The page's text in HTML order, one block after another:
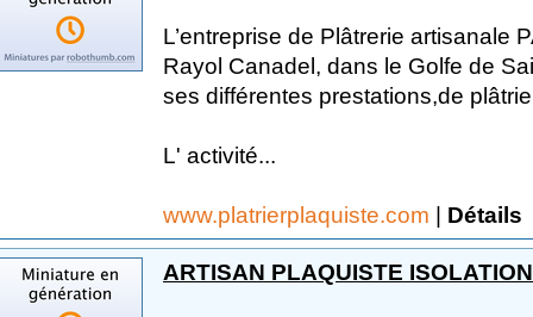
L’entreprise de Plâtrerie artisanale
Rayol Canadel, dans le Golfe de
ses différentes prestations,de
L' activité...
www.platrierplaquiste.com | Détails
ARTISAN PLAQUISTE ISOLATION